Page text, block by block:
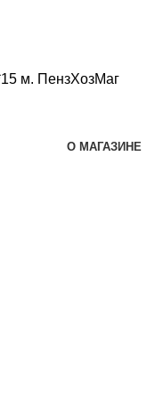
О МАГАЗИНЕ